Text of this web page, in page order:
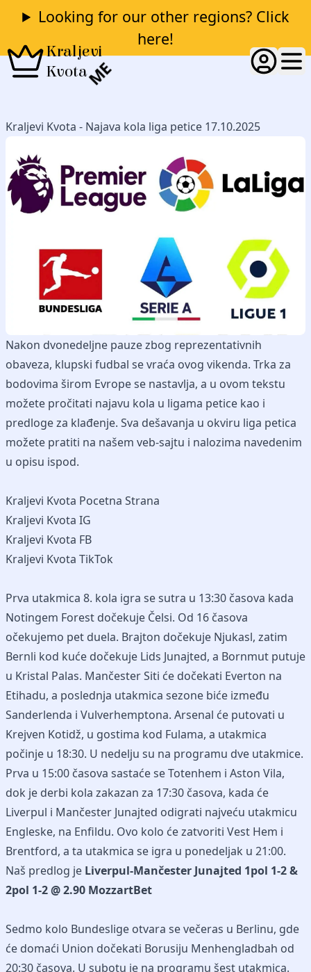
Looking for our other regions? Click
here!
Kraljevi
KvotaME
Kraljevi Kvota - Najava kola liga petice 17.10.2025
Nakon dvonedeljne pauze zbog reprezentativnih
obaveza, klupski fudbal se vraća ovog vikenda. Trka za
bodovima širom Evrope se nastavlja, a u ovom tekstu
možete pročitati najavu kola u ligama petice kao i
predloge za klađenje. Sva dešavanja u okviru liga petica
možete pratiti na našem veb-sajtu i nalozima navedenim
u opisu ispod.
Kraljevi Kvota Pocetna Strana
Kraljevi Kvota IG
Kraljevi Kvota FB
Kraljevi Kvota TikTok
Prva utakmica 8. kola igra se sutra u 13:30 časova kada
Notingem Forest dočekuje Čelsi. Od 16 časova
očekujemo pet duela. Brajton dočekuje Njukasl, zatim
Bernli kod kuće dočekuje Lids Junajted, a Bornmut putuje
u Kristal Palas. Mančester Siti će dočekati Everton na
Etihadu, a poslednja utakmica sezone biće između
Sanderlenda i Vulverhemptona. Arsenal će putovati u
Krejven Kotidž, u gostima kod Fulama, a utakmica
počinje u 18:30. U nedelju su na programu dve utakmice.
Prva u 15:00 časova sastaće se Totenhem i Aston Vila,
dok je derbi kola zakazan za 17:30 časova, kada će
Liverpul i Mančester Junajted odigrati najveću utakmicu
Engleske, na Enfildu. Ovo kolo će zatvoriti Vest Hem i
Brentford, a ta utakmica se igra u ponedeljak u 21:00.
Naš predlog je Liverpul-Mančester Junajted 1pol 1-2 &
2pol 1-2 @ 2.90 MozzartBet
Sedmo kolo Bundeslige otvara se večeras u Berlinu, gde
će domaći Union dočekati Borusiju Menhengladbah od
20:30 časova. U subotu je na programu šest utakmica.